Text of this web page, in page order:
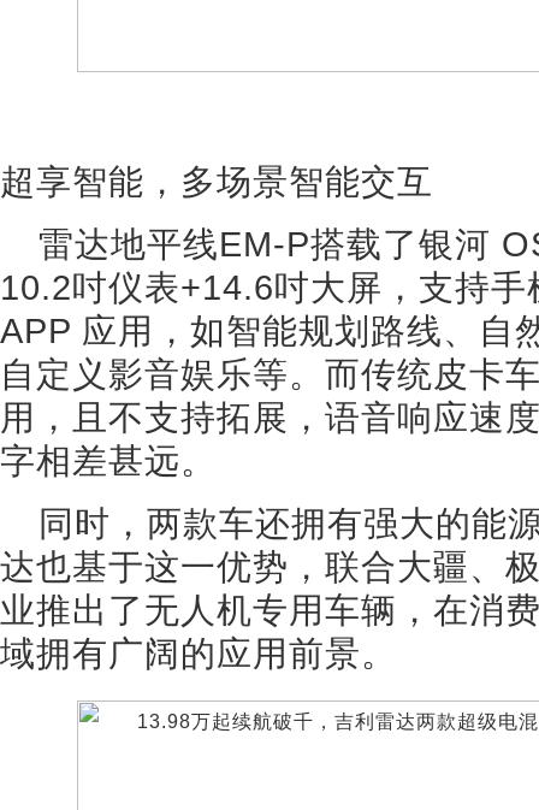
超享智能，多场景智能交互
雷达地平线EM-P搭载了银河
10.2吋仪表+14.6吋大屏，支持
APP 应用，如智能规划路线、自
自定义影音娱乐等。而传统皮卡
用，且不支持拓展，语音响应速
字相差甚远。
同时，两款车还拥有强大的能
达也基于这一优势，联合大疆、
业推出了无人机专用车辆，在消
域拥有广阔的应用前景。